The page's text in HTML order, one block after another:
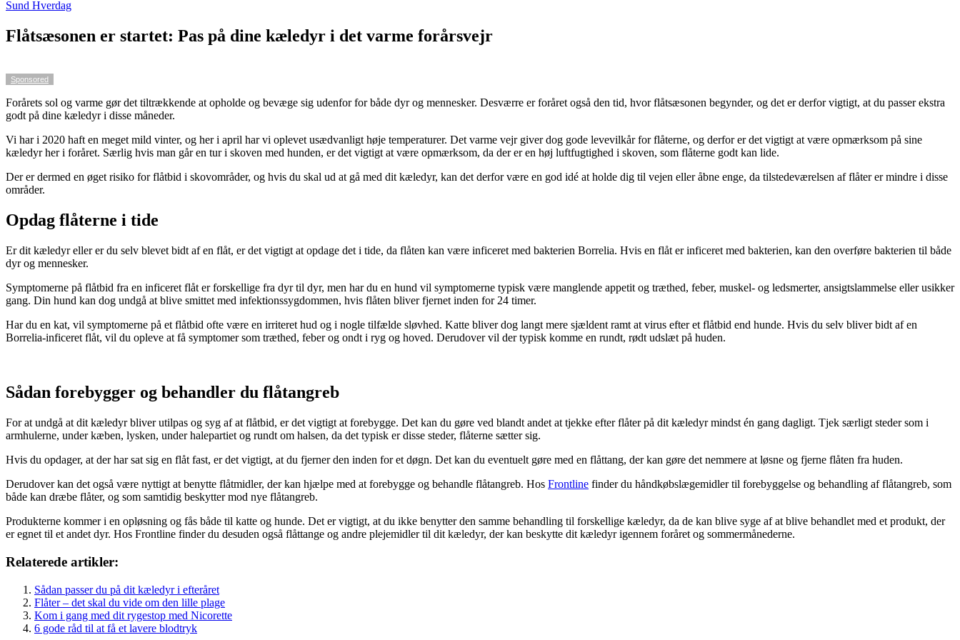
Sund Hverdag
Flåtsæsonen er startet: Pas på dine kæledyr i det varme forårsvejr
Sponsored
Forårets sol og varme gør det tiltrækkende at opholde og bevæge sig udenfor for både dyr og mennesker. Desværre er foråret også den tid, hvor flåtsæsonen begynder, og det er derfor vigtigt, at du passer ekstra
godt på dine kæledyr i disse måneder.
Vi har i 2020 haft en meget mild vinter, og her i april har vi oplevet usædvanligt høje temperaturer. Det varme vejr giver dog gode levevilkår for flåterne, og derfor er det vigtigt at være opmærksom på sine
kæledyr her i foråret. Særlig hvis man går en tur i skoven med hunden, er det vigtigt at være opmærksom, da der er en høj luftfugtighed i skoven, som flåterne godt kan lide.
Der er dermed en øget risiko for flåtbid i skovområder, og hvis du skal ud at gå med dit kæledyr, kan det derfor være en god idé at holde dig til vejen eller åbne enge, da tilstedeværelsen af flåter er mindre i disse
områder.
Opdag flåterne i tide
Er dit kæledyr eller er du selv blevet bidt af en flåt, er det vigtigt at opdage det i tide, da flåten kan være inficeret med bakterien Borrelia. Hvis en flåt er inficeret med bakterien, kan den overføre bakterien til både
dyr og mennesker.
Symptomerne på flåtbid fra en inficeret flåt er forskellige fra dyr til dyr, men har du en hund vil symptomerne typisk være manglende appetit og træthed, feber, muskel- og ledsmerter, ansigtslammelse eller usikker
gang. Din hund kan dog undgå at blive smittet med infektionssygdommen, hvis flåten bliver fjernet inden for 24 timer.
Har du en kat, vil symptomerne på et flåtbid ofte være en irriteret hud og i nogle tilfælde sløvhed. Katte bliver dog langt mere sjældent ramt at virus efter et flåtbid end hunde. Hvis du selv bliver bidt af en
Borrelia-inficeret flåt, vil du opleve at få symptomer som træthed, feber og ondt i ryg og hoved. Derudover vil der typisk komme en rundt, rødt udslæt på huden.
Sådan forebygger og behandler du flåtangreb
For at undgå at dit kæledyr bliver utilpas og syg af at flåtbid, er det vigtigt at forebygge. Det kan du gøre ved blandt andet at tjekke efter flåter på dit kæledyr mindst én gang dagligt. Tjek særligt steder som i
armhulerne, under kæben, lysken, under halepartiet og rundt om halsen, da det typisk er disse steder, flåterne sætter sig.
Hvis du opdager, at der har sat sig en flåt fast, er det vigtigt, at du fjerner den inden for et døgn. Det kan du eventuelt gøre med en flåttang, der kan gøre det nemmere at løsne og fjerne flåten fra huden.
Derudover kan det også være nyttigt at benytte flåtmidler, der kan hjælpe med at forebygge og behandle flåtangreb. Hos Frontline finder du håndkøbslægemidler til forebyggelse og behandling af flåtangreb, som
både kan dræbe flåter, og som samtidig beskytter mod nye flåtangreb.
Produkterne kommer i en opløsning og fås både til katte og hunde. Det er vigtigt, at du ikke benytter den samme behandling til forskellige kæledyr, da de kan blive syge af at blive behandlet med et produkt, der
er egnet til et andet dyr. Hos Frontline finder du desuden også flåttange og andre plejemidler til dit kæledyr, der kan beskytte dit kæledyr igennem foråret og sommermånederne.
Relaterede artikler:
Sådan passer du på dit kæledyr i efteråret
Flåter – det skal du vide om den lille plage
Kom i gang med dit rygestop med Nicorette
6 gode råd til at få et lavere blodtryk